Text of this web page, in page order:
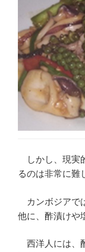
しかし、現実
るのは非常に難
カンボジアで
他に、酢漬けや
西洋人には、